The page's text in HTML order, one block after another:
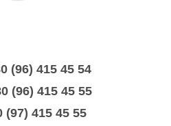
(96) 415 45 54
(96) 415 45 55
(97) 415 45 55